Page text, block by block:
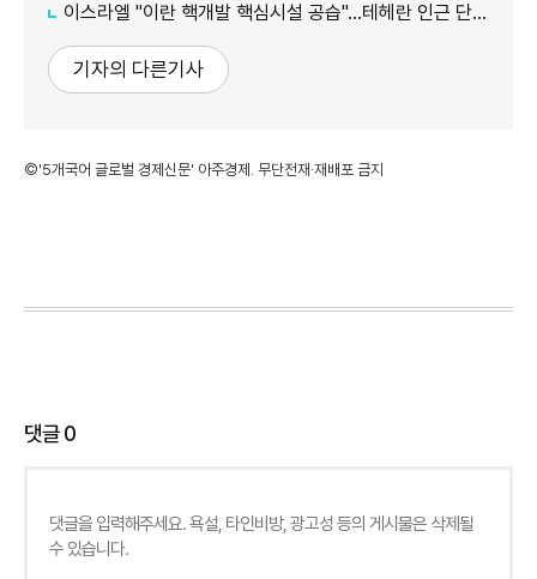
이스라엘 "이란 핵개발 핵심시설 공습"…테헤란 인근 단지 타격
기자의 다른기사
©'5개국어 글로벌 경제신문' 아주경제. 무단전재·재배포 금지
댓글0